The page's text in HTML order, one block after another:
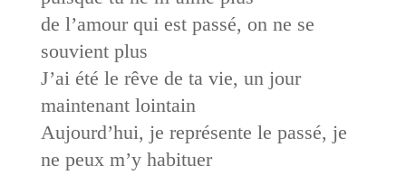
de l’amour qui est passé, on ne se
souvient plus
J’ai été le rêve de ta vie, un jour
maintenant lointain
Aujourd’hui, je représente le passé, je
ne peux m’y habituer